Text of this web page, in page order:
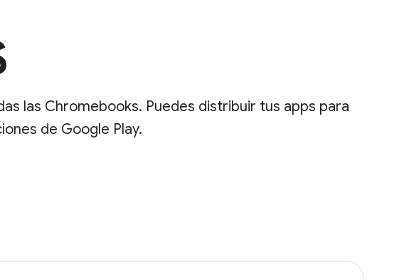
las Chromebooks. Puedes distribuir tus apps para
de Google Play.